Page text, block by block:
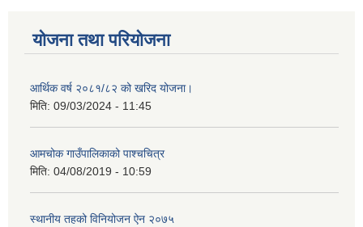
योजना तथा परियोजना
आर्थिक वर्ष २०८१/८२ को खरिद योजना।
मिति: 09/03/2024 - 11:45
आमचोक गाउँपालिकाको पाश्चचित्र
मिति: 04/08/2019 - 10:59
स्थानीय तहको विनियोजन ऐन २०७५